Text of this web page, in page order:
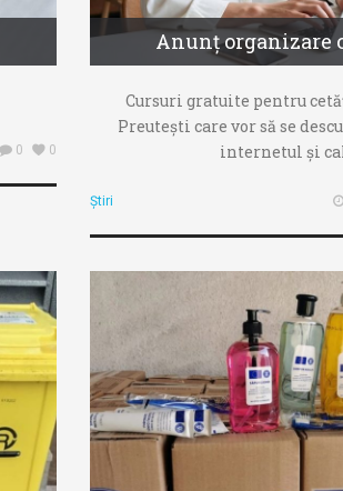
0 0
Anunț organizare
Cursuri gratuite pentru
Preutești care vor să se
internetul și
Știri